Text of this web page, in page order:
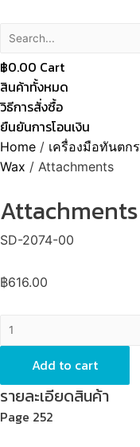
฿0.00 Cart
สินค้าทั้งหมด
วิธีการสั่งซื้อ
ยืนยันการโอนเงิน
Home / เครื่องมือทันตก
Wax / Attachments
Attachments
SD-2074-00
฿616.00
Attachments
quantity
Add to cart
รายละเอียดสินค้า
Page 252